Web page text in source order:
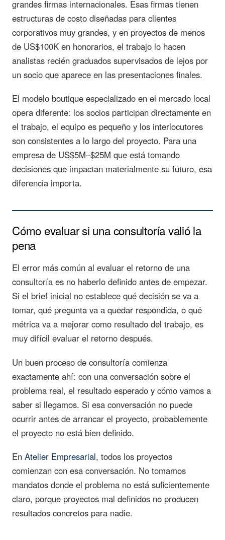
grandes firmas internacionales. Esas firmas tienen
estructuras de costo diseñadas para clientes
corporativos muy grandes, y en proyectos de menos
de US$100K en honorarios, el trabajo lo hacen
analistas recién graduados supervisados de lejos por
un socio que aparece en las presentaciones finales.
El modelo boutique especializado en el mercado local
opera diferente: los socios participan directamente en
el trabajo, el equipo es pequeño y los interlocutores
son consistentes a lo largo del proyecto. Para una
empresa de US$5M–$25M que está tomando
decisiones que impactan materialmente su futuro, esa
diferencia importa.
Cómo evaluar si una consultoría valió la
pena
El error más común al evaluar el retorno de una
consultoría es no haberlo definido antes de empezar.
Si el brief inicial no establece qué decisión se va a
tomar, qué pregunta va a quedar respondida, o qué
métrica va a mejorar como resultado del trabajo, es
muy difícil evaluar el retorno después.
Un buen proceso de consultoría comienza
exactamente ahí: con una conversación sobre el
problema real, el resultado esperado y cómo vamos a
saber si llegamos. Si esa conversación no puede
ocurrir antes de arrancar el proyecto, probablemente
el proyecto no está bien definido.
En Atelier Empresarial, todos los proyectos
comienzan con esa conversación. No tomamos
mandatos donde el problema no está suficientemente
claro, porque proyectos mal definidos no producen
resultados concretos para nadie.